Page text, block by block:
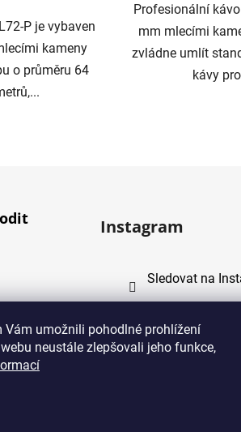
Vám umožnili pohodlné prohlížení
neustále zlepšovali jeho funkce,
P je vybaven
kameny
o průměru 64
Profesionální
mm mlecími
zvládne umlít
kávy
í
p
r
údajů)
Instagram
Sledovat na